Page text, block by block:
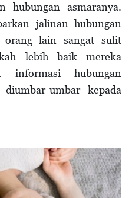
hubungan asmaranya.
jalinan hubungan
orang lain sangat sulit
lebih baik mereka
informasi hubungan
umbar kepada